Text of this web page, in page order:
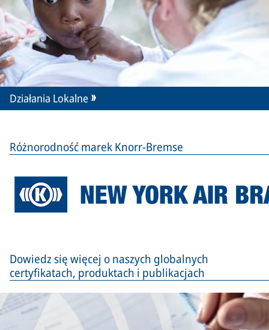
Działania Lokalne
Różnorodność marek Knorr-Bremse
Dowiedz się więcej o naszych globalnych
certyfikatach, produktach i publikacjach